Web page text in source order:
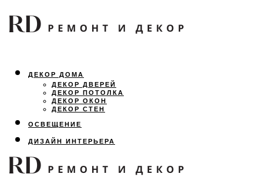
ДЕКОР ДОМА
ДЕКОР ДВЕРЕЙ
ДЕКОР ПОТОЛКА
ДЕКОР ОКОН
ДЕКОР СТЕН
ОСВЕЩЕНИЕ
ДИЗАЙН ИНТЕРЬЕРА
ЛАНДШАФТНЫЙ ДИЗАЙН
ВСЕ ПРО РЕМОНТ